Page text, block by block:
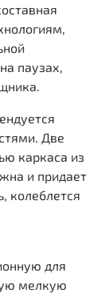
паузах,
Две
каркаса из
и придает
колеблется
для
мелкую